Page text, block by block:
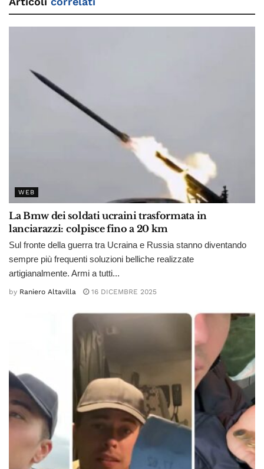
WEB
La Bmw dei soldati ucraini trasformata in
lanciarazzi: colpisce fino a 20 km
Sul fronte della guerra tra Ucraina e Russia stanno diventando
sempre più frequenti soluzioni belliche realizzate
artigianalmente. Armi a tutti...
by Raniero Altavilla 16 DICEMBRE 2025